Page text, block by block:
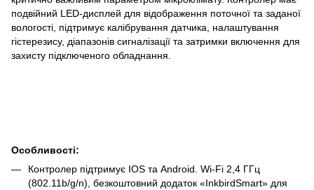
подвійний LED‑дисплей для відображення поточної та заданої
вологості, підтримує калібрування датчика, налаштування
гістерезису, діапазонів сигналізації та затримки включення для
захисту підключеного обладнання.
Особливості:
Контролер підтримує IOS та Android. Wi-Fi 2,4 ГГц
(802.11b/g/n), безкоштовний додаток «InkbirdSmart» для